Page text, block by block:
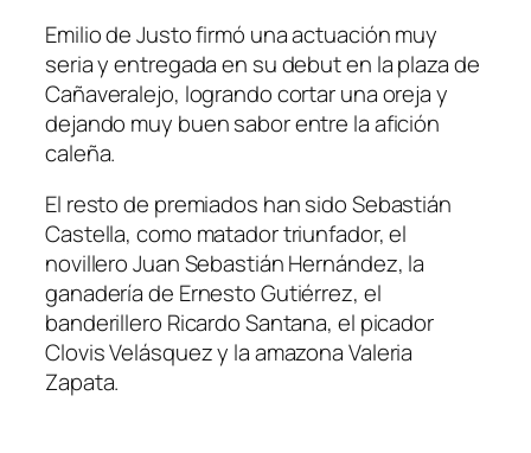
Emilio de Justo firmó una actuación muy
seria y entregada en su debut en la plaza de
Cañaveralejo, logrando cortar una oreja y
dejando muy buen sabor entre la afición
caleña.
El resto de premiados han sido Sebastián
Castella, como matador triunfador, el
novillero Juan Sebastián Hernández, la
ganadería de Ernesto Gutiérrez, el
banderillero Ricardo Santana, el picador
Clovis Velásquez y la amazona Valeria
Zapata.